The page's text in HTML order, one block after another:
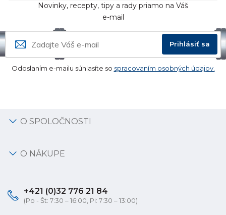
Novinky, recepty, tipy a rady priamo na Váš
e-mail
Prihlásiť sa
Odoslaním e-mailu súhlasíte so spracovaním osobných údajov.
O SPOLOČNOSTI
O NÁKUPE
+421 (0)32 776 21 84
(Po - Št: 7:30 – 16:00, Pi: 7:30 – 13:00)